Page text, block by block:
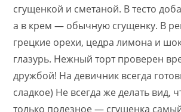
сгущенкой и сметаной. В тесто
а в крем — обычную сгущенку. В
грецкие орехи, цедра лимона и
глазурь. Нежный торт проверен
дружбой! На девичник всегда
сладкое) Не всегда же делать вид,
только полезное — сгущенка